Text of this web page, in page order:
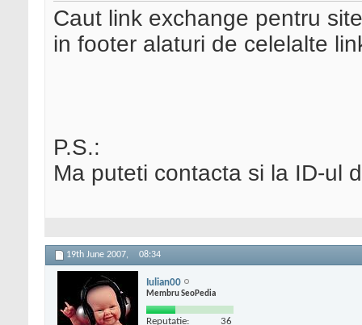
Caut link exchange pentru
in footer alaturi de celelalte
P.S.:
Ma puteti contacta si la ID-ul
19th June 2007, 08:34
Iulian00
Membru SeoPedia
Reputatie: 36